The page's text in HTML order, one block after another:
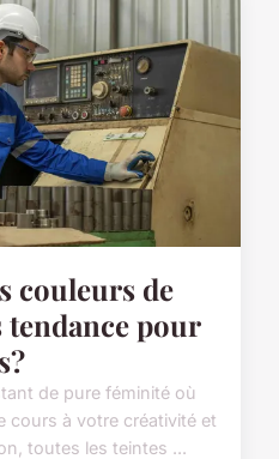
couleurs de
tendance pour
de pure féminité où
cours à votre créativité et
toutes les teintes ...